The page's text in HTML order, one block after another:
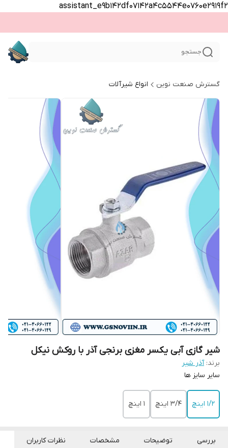
assistant_e9b142df07142a4c5544e0760e2919f2
جستجو
گسترش صنعت نوین انواع شیرآلات
شیر گازی آبی یکسر مغزی برنجی آذر با روکش نیکل
برند: آذر شیر
سایر سایز ها
۱/۲ اینچ ۳/۴ اینچ ۱ اینچ
بررسی توضیحات مشخصات نظرات کاربران